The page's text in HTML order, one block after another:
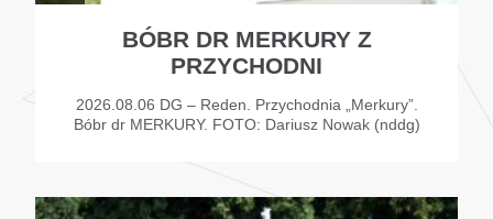
BÓBR DR MERKURY Z
PRZYCHODNI
2026.08.06 DG – Reden. Przychodnia „Merkury”.
Bóbr dr MERKURY. FOTO: Dariusz Nowak (nddg)